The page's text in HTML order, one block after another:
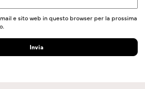
e sito web in questo browser per la prossima